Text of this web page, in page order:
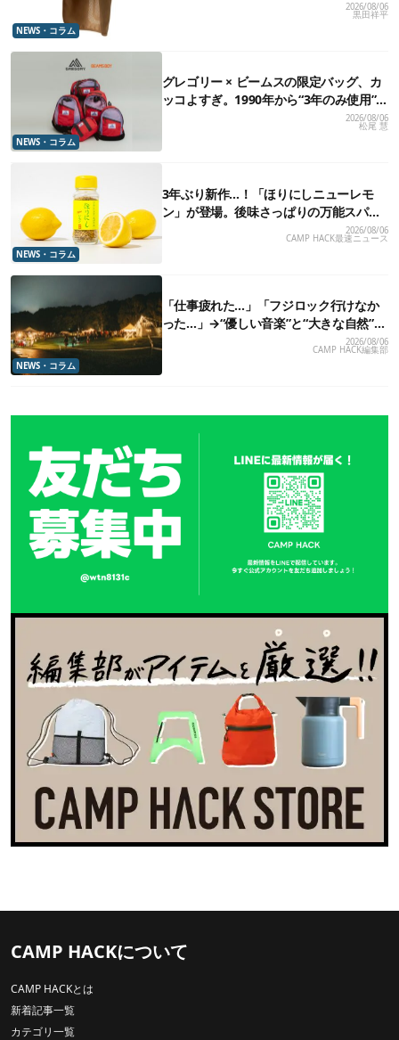
NEWS・コラム
2026/08/06
黒田祥平
NEWS・コラム
グレゴリー × ビームスの限定バッグ、カ
ッコよすぎ。1990年から“3年のみ使用”さ
2026/08/06
松尾 慧
NEWS・コラム
3年ぶり新作…！「ほりにしニューレモ
ン」が登場。後味さっぱりの万能スパイ
2026/08/06
CAMP HACK最速ニュース
NEWS・コラム
「仕事疲れた…」「フジロック行けなか
った…」→“優しい音楽”と“大きな自然”で
治癒。まだ間に合います。
2026/08/06
CAMP HACK編集部
CAMP HACKについて
CAMP HACKとは
新着記事一覧
カテゴリ一覧